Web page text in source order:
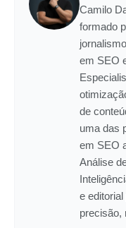
Camilo
formado
em SEO
de
uma das
em SEO
Análise
e
precisão,